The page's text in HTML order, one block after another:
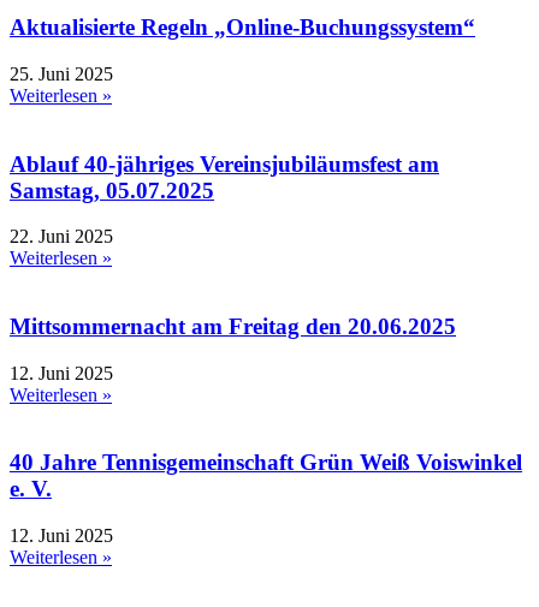
Aktualisierte Regeln „Online-Buchungssystem“
25. Juni 2025
Weiterlesen »
Ablauf 40-jähriges Vereinsjubiläumsfest am
Samstag, 05.07.2025
22. Juni 2025
Weiterlesen »
Mittsommernacht am Freitag den 20.06.2025
12. Juni 2025
Weiterlesen »
40 Jahre Tennisgemeinschaft Grün Weiß Voiswinkel
e. V.
12. Juni 2025
Weiterlesen »